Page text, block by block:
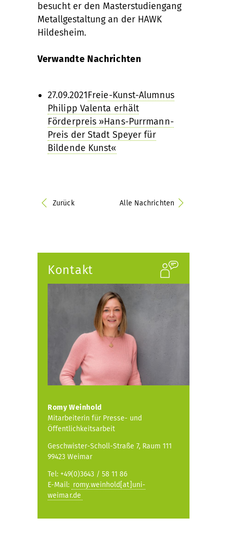
besucht er den Masterstudiengang
Metallgestaltung an der HAWK
Hildesheim.
Verwandte Nachrichten
27.09.2021Freie-Kunst-Alumnus
Philipp Valenta erhält
Förderpreis »Hans-Purrmann-
Preis der Stadt Speyer für
Bildende Kunst«
Zurück Alle Nachrichten
Kontakt
Romy Weinhold
Mitarbeiterin für Presse- und
Öffentlichkeitsarbeit
Geschwister-Scholl-Straße 7, Raum 111
99423 Weimar
Tel: +49(0)3643 / 58 11 86
E-Mail: romy.weinhold[at]uni-
weimar.de